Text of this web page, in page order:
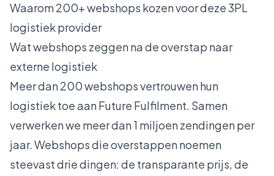
Waarom 200+ webshops kozen voor deze 3PL
logistiek provider
Wat webshops zeggen na de overstap naar
externe logistiek
Meer dan 200 webshops vertrouwen hun
logistiek toe aan Future Fulfilment. Samen
verwerken we meer dan 1 miljoen zendingen per
jaar. Webshops die overstappen noemen
steevast drie dingen: de transparante prijs, de